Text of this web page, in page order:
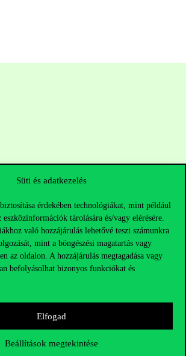
Süti és adatkezelés
érdekében technológiákat, mint például
eszközinformációk tárolására és/vagy elérésére.
való hozzájárulás lehetővé teszi számunkra
mint a böngészési magatartás vagy
az oldalon. A hozzájárulás megtagadása vagy
befolyásolhat bizonyos funkciókat és
Elfogad
Beállítások megtekintése
482 5000
kapcsolatban?